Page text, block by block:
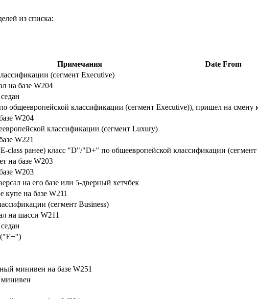
из списка:
Примечания Date From
(сегмент Executive)
на базе W204
общеевропейской классификации (сегмент Executive)), пришел на смену
W204
классификации (сегмент Luxury)
W221
class ранее) класс "D"/"D+" по общеевропейской классификации
на базе W203
W203
на его базе или 5-дверный хетчбек
купе на базе W211
(сегмент Business)
на шасси W211
("E+")
минивен на базе W251